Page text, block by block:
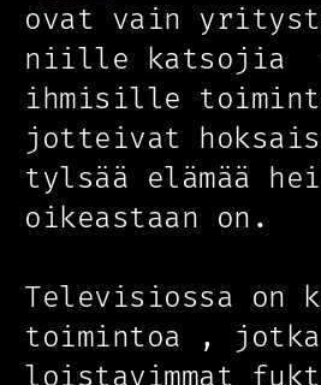
ovat vain
niille
ihmisille
jotteivat
tylsää elämää
oikeastaan on.
Televisiossa on
toimintoa ,
loistavimmat